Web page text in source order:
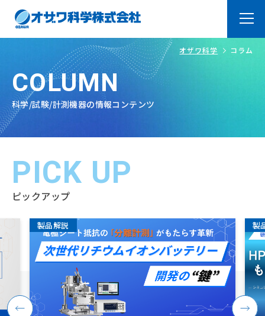
トップページ Top
オザワ科学の強み About
製品・サービス
品
取扱メーカー
技術サービス
Company
経営理念
オザワ科学 コラム
COLUMN
科学/試験/計測機器の情報コンテンツ
PICK UP
ピックアップ
製品解説 製